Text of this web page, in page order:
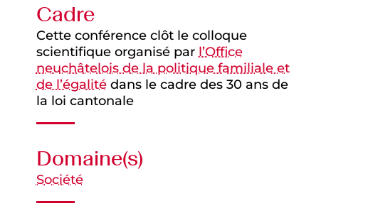
Cadre
Cette conférence clôt le colloque
scientifique organisé par l’Office
neuchâtelois de la politique familiale et
de l’égalitédans le cadre des 30 ans de
la loi cantonale
Domaine(s)
Société